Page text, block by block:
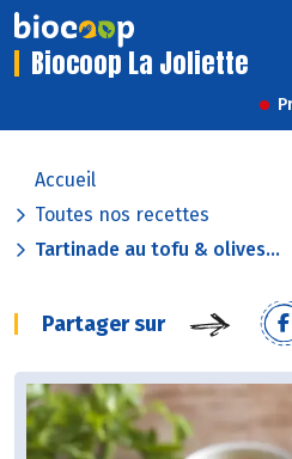
Biocoop La Joliette
Accueil
Toutes nos recettes
Tartinade au tofu & olives...
Partager sur